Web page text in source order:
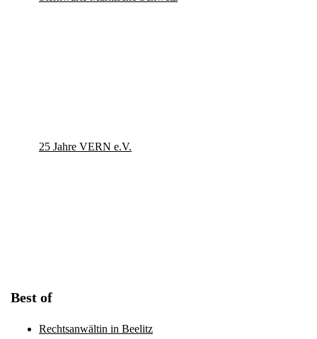
25 Jahre VERN e.V.
Best of
Rechtsanwältin in Beelitz